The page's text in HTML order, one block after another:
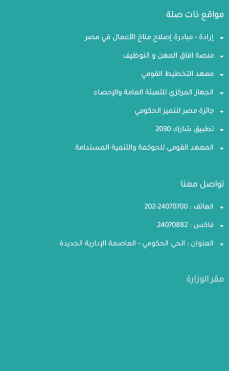
مواقع ذات صلة
إرادة - مبادرة إصلاح مناخ الأعمال في مصر
منصة افاق المهن و التوظيف
معهد التخطيط القومي
الجهاز المركزي للتعبئة العامة والإحصاء
جائزة مصر للتميز الحكومي
تطبيق شارك 2030
المعهد القومي للحوكمة والتنمية المستدامة
تواصل معنا
الهاتف : 24070700-202
فاكس : 24070882
العنوان : الحي الحكومي - العاصمة الإدارية الجديدة
مقر الوزارة